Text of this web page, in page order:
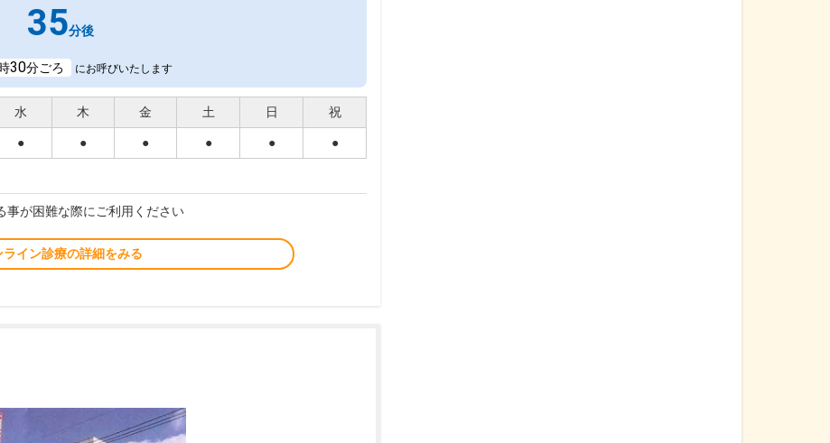
35分後
30分ごろ にお呼びいたします
水 木 金 土 日 祝
● ● ● ● ● ●
事が困難な際にご利用ください
ライン診療の詳細をみる